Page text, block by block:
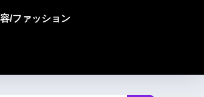
/ファッション